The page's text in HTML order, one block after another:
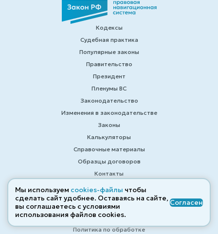
Кодексы
Судебная практика
Популярные законы
Правительство
Президент
Пленумы ВС
Законодательство
Изменения в законодательстве
Законы
Калькуляторы
Справочные материалы
Образцы договоров
Контакты
Помощь
Поиск
Правовой навигационный сервис
по законодательству РФ
Политика по обработке
Мы используем cookies-файлы чтобы
сделать сайт удобнее. Оставаясь на сайте,
вы соглашаетесь с условиями
использования файлов cооkies.
Согласен